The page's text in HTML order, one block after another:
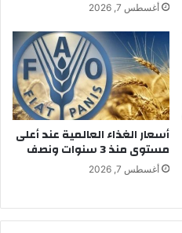
أغسطس 7, 2026
أسعار الغذاء العالمية عند أعلى
مستوى منذ 3 سنوات ونصف
أغسطس 7, 2026